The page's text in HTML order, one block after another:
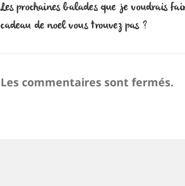
Les prochaines balades que je voudrais
cadeau de noel vous trouvez pas ?
Les commentaires sont fermés.